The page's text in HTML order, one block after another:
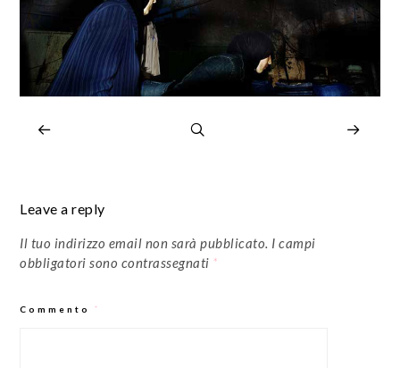
Leave a reply
Il tuo indirizzo email non sarà pubblicato. I campi
obbligatori sono contrassegnati *
Commento *